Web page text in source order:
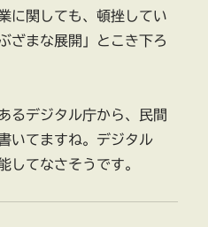
に関しても、頓挫してい
ざまな展開」とこき下ろ
るデジタル庁から、民間
いてますね。デジタル
してなさそうです。